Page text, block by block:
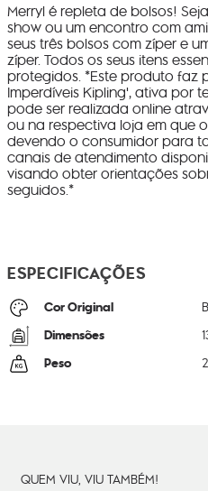
Merryl é repleta de bolsos!
show ou um encontro com
seus três bolsos com zíper e
zíper. Todos os seus itens
protegidos. *Este produto faz
Imperdíveis Kipling', ativa por
pode ser realizada online
ou na respectiva loja em que
devendo o consumidor para
canais de atendimento
visando obter orientações
seguidos.*
ESPECIFICAÇÕES
Cor Original
Dimensões
Peso
QUEM VIU, VIU TAMBÉM!